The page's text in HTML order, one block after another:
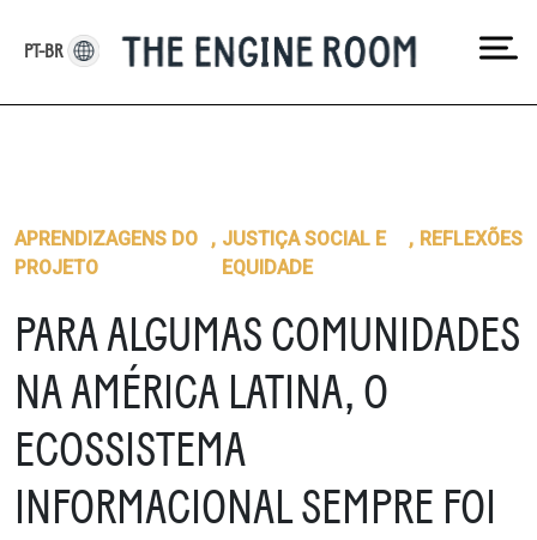
APRENDIZAGENS DO
PROJETO
, JUSTIÇA SOCIAL E
EQUIDADE
, REFLEXÕES
PARA ALGUMAS COMUNIDADES
NA AMÉRICA LATINA, O
ECOSSISTEMA
INFORMACIONAL SEMPRE FOI
PT-BR